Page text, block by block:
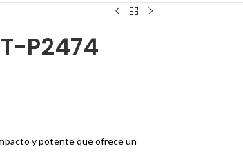
P2474
y potente que ofrece un